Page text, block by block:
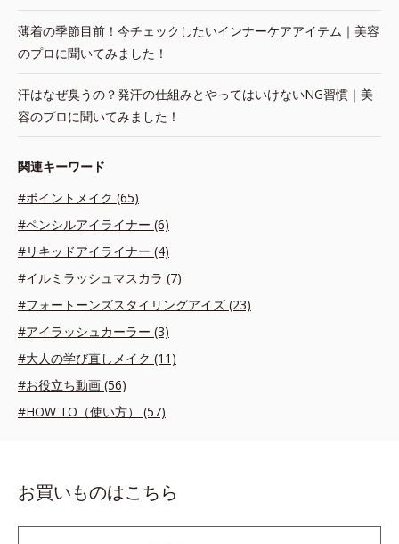
薄着の季節目前！今チェックしたいインナーケアアイテム｜美容
のプロに聞いてみました！
汗はなぜ臭うの？発汗の仕組みとやってはいけないNG習慣｜美
容のプロに聞いてみました！
関連キーワード
#ポイントメイク (65)
#ペンシルアイライナー (6)
#リキッドアイライナー (4)
#イルミラッシュマスカラ (7)
#フォートーンズスタイリングアイズ (23)
#アイラッシュカーラー (3)
#大人の学び直しメイク (11)
#お役立ち動画 (56)
#HOW TO（使い方） (57)
お買いものはこちら